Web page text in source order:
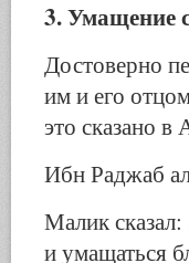
3. Умащение
Достоверно
им и его
это сказано
Ибн Раджаб
Малик
и умащаться